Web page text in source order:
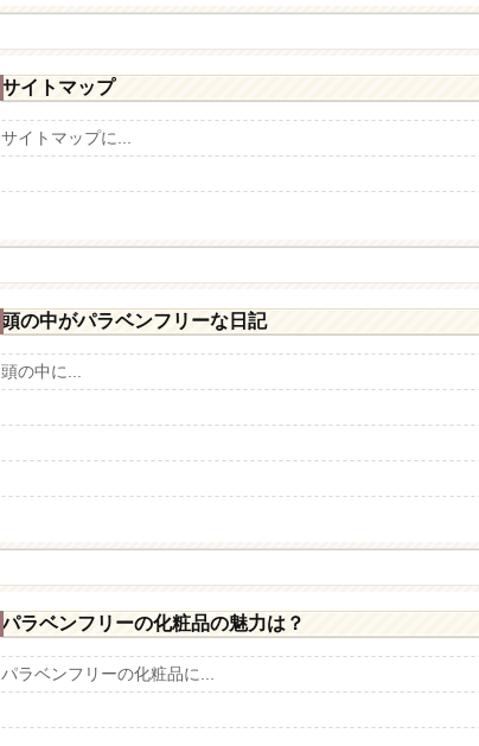
サイトマップ
サイトマップに...
頭の中がパラベンフリーな日記
頭の中に...
パラベンフリーの化粧品の魅力は？
パラベンフリーの化粧品に...